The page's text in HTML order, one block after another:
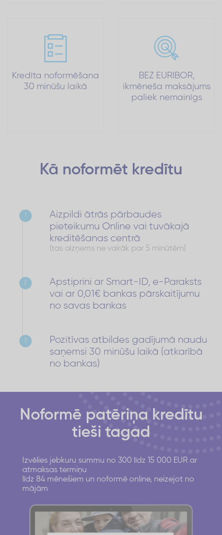
Kredīta noformēšana
30 minūšu laikā
BEZ EURIBOR,
ikmēneša maksājums
paliek nemainīgs
Kā noformēt kredītu
Aizpildi ātrās pārbaudes
pieteikumu Online vai tuvākajā
kreditēšanas centrā
(tas aizņems ne vairāk par 5 minūtēm)
2
Apstiprini ar Smart-ID, e-Paraksts
vai ar 0,01€ bankas pārskaitījumu
no savas bankas
3
Pozitīvas atbildes gadījumā naudu
saņemsi 30 minūšu laikā (atkarībā
no bankas)
Noformē patēriņa kredītu
tieši tagad
Izvēlies jebkuru summu no 300 līdz 15 000 EUR ar
atmaksas termiņu
līdz 84 mēnešiem un noformē online, neizejot no
mājām